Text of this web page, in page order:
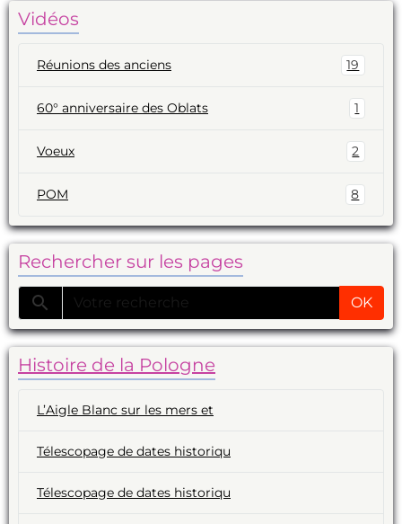
Vidéos
Réunions des anciens 19
60° anniversaire des Oblats 1
Voeux 2
POM 8
Rechercher sur les pages
OK
Histoire de la Pologne
L’Aigle Blanc sur les mers et
Télescopage de dates historiqu
Télescopage de dates historiqu